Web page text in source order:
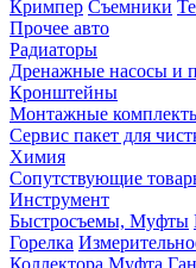
Кримпер Съемники
Прочее авто
Радиаторы
Дренажные насосы и
Кронштейны
Монтажные
Сервис пакет для
Химия
Сопутствующие
Инструмент
Быстросъемы, Муфты
Горелка
Коллектора Муфта